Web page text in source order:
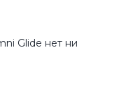
Glide нет ни